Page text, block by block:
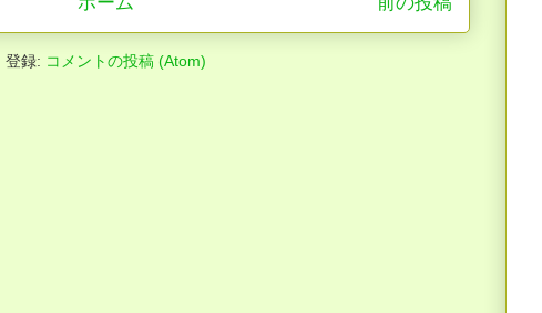
登録: コメントの投稿 (Atom)